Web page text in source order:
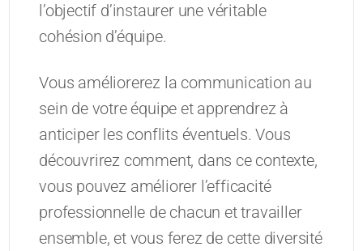
l’objectif d’instaurer une véritable
cohésion d’équipe.
Vous améliorerez la communication au
sein de votre équipe et apprendrez à
anticiper les conflits éventuels. Vous
découvrirez comment, dans ce contexte,
vous pouvez améliorer l’efficacité
professionnelle de chacun et travailler
ensemble, et vous ferez de cette diversité